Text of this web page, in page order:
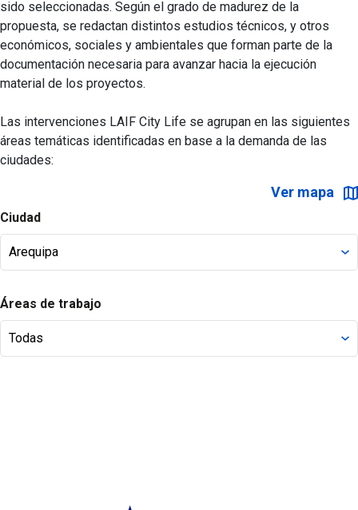
sido seleccionadas. Según el grado de madurez de la
propuesta, se redactan distintos estudios técnicos, y otros
económicos, sociales y ambientales que forman parte de la
documentación necesaria para avanzar hacia la ejecución
material de los proyectos.
Las intervenciones LAIF City Life se agrupan en las siguientes
áreas temáticas identificadas en base a la demanda de las
ciudades:
Ciudad
Áreas de trabajo
Ver mapa